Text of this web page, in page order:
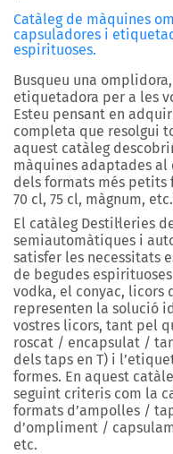
Catàleg de màquines
capsuladores i
espirituoses.
Busqueu una
etiquetadora per a les
Esteu pensant en
completa que resolgui
aquest catàleg
màquines adaptades al
dels formats més petits
70 cl, 75 cl, màgnum,
El catàleg Destil·leries
semiautomàtiques i
satisfer les necessitats
de begudes
vodka, el conyac, licors
representen la solució
vostres licors, tant pel
roscat / encapsulat /
dels taps en T) i
formes. En aquest
seguint criteris com la
formats d’ampolles /
d’ompliment /
etc.